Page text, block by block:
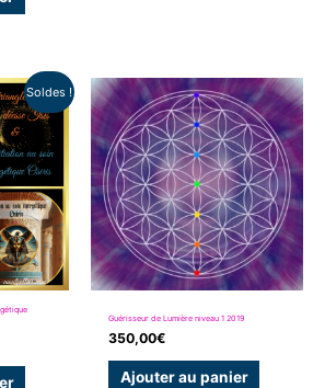
Soldes !
:
Guérisseur de Lumière niveau 1 2019
350,00€
Ajouter au panier